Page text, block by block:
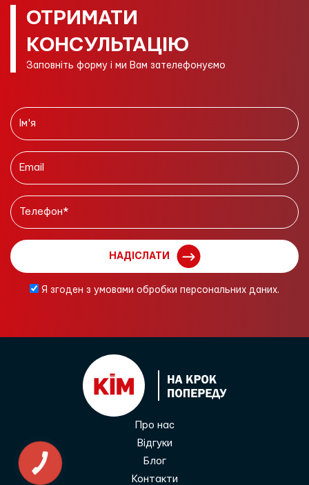
ОТРИМАТИ
КОНСУЛЬТАЦІЮ
Заповніть форму і ми Вам зателефонуємо
НАДІСЛАТИ
Я згоден з умовами обробки персональних даних.
Про нас
Відгуки
Блог
Контакти
КНОПКА
ЗВ'ЯЗКУ